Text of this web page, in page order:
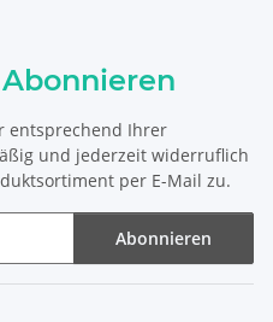
entsprechend Ihrer
und jederzeit widerruflich
per E-Mail zu.
Abonnieren